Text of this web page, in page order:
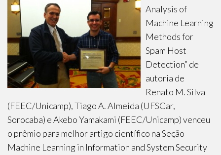
Analysis of
Machine Learning
Methods for
Spam Host
Detection” de
autoria de
Renato M. Silva
(FEEC/Unicamp), Tiago A. Almeida (UFSCar,
Sorocaba) e Akebo Yamakami (FEEC/Unicamp) venceu
o prêmio para melhor artigo científico na Seção
Machine Learning in Information and System Security